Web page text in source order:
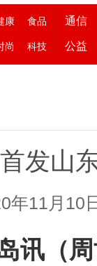
康 食品
尚 科技
通信
公益
发山
年11月10
讯（